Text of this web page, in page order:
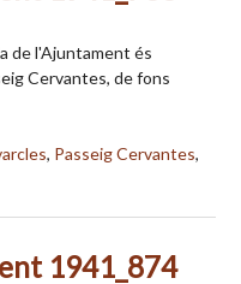
de l'Ajuntament és
Cervantes, de fons
, Passeig Cervantes,
1941_874